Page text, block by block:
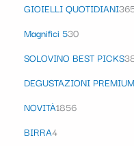
GIOIELLI QUOTIDIANI
Magnifici 530
SOLOVINO BEST PICKS
DEGUSTAZIONI PREMIUM
NOVITÀ1856
BIRRA4